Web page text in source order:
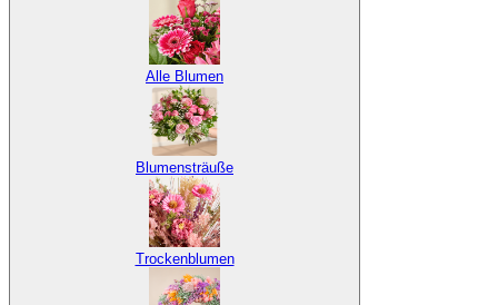
Alle Blumen
Blumensträuße
Trockenblumen